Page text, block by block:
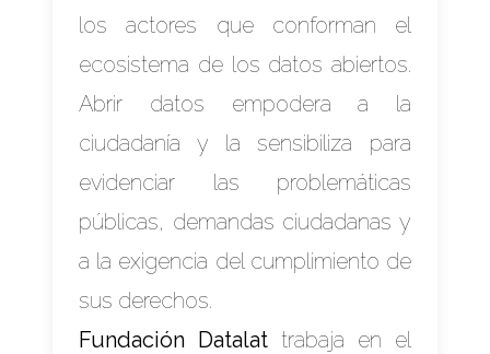
los actores que conforman el
ecosistema de los datos abiertos.
Abrir datos empodera a la
ciudadanía y la sensibiliza para
evidenciar las problemáticas
públicas, demandas ciudadanas y
a la exigencia del cumplimiento de
sus derechos.
Fundación Datalat trabaja en el